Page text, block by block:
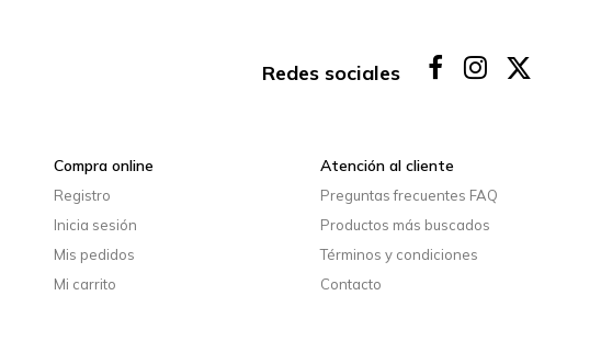
Redes sociales
Compra online
Registro
Inicia sesión
Mis pedidos
Mi carrito
Atención al cliente
Preguntas frecuentes FAQ
Productos más buscados
Términos y condiciones
Contacto